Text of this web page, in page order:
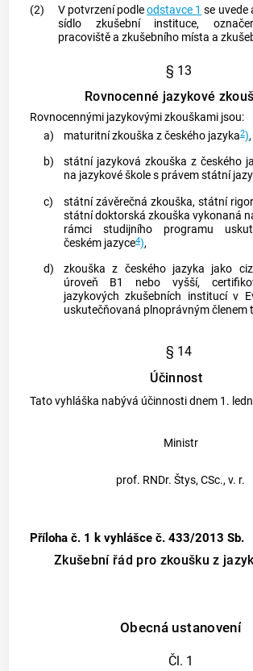
(2)
V potvrzení podleodstavce 1 se uvede
sídlo zkušební instituce,
pracoviště a zkušebního místa a
§ 13
Rovnocenné jazykové
Rovnocennými jazykovými zkouškami jsou:
a)
maturitní zkouška z českého jazyka2),
b)
státní jazyková zkouška z českého
na jazykové škole s právem státní
c)
státní závěrečná zkouška, státní
státní doktorská zkouška vykonaná
rámci studijního programu
českém jazyce4),
d)
zkouška z českého jazyka jako
úroveň B1 nebo vyšší,
jazykových zkušebních institucí v
uskutečňovaná plnoprávným členem
§ 14
Účinnost
Tato vyhláška nabývá účinnosti dnem 1.
Ministr
prof. RNDr. Štys, CSc., v. r.
Příloha č. 1 k vyhlášce č. 433/2013 Sb.
Zkušební řád pro zkoušku z
Obecná ustanovení
Čl. 1